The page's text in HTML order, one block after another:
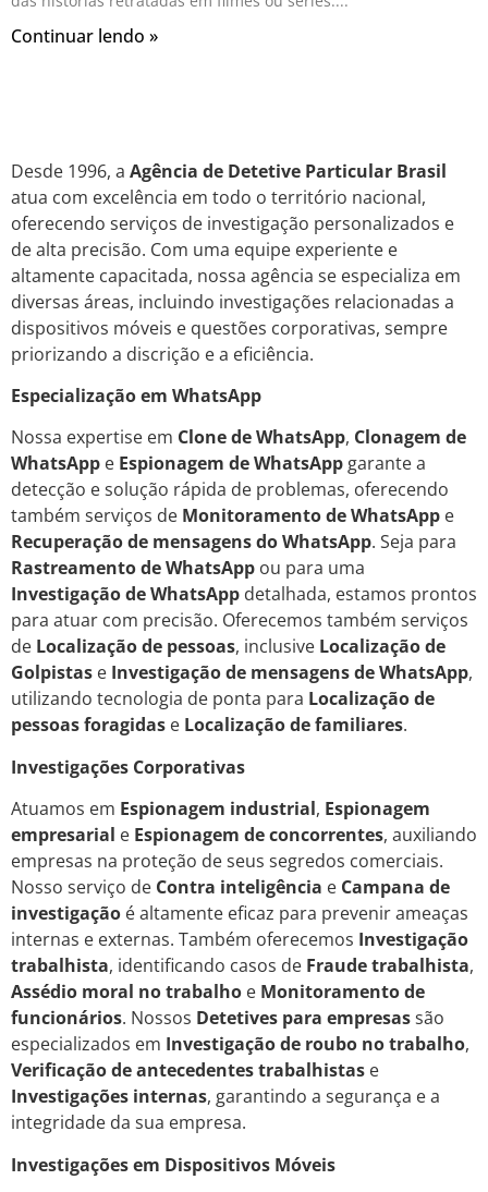
Continuar lendo »
Desde 1996, a Agência de Detetive Particular Brasil
atua com excelência em todo o território nacional,
oferecendo serviços de investigação personalizados e
de alta precisão. Com uma equipe experiente e
altamente capacitada, nossa agência se especializa em
diversas áreas, incluindo investigações relacionadas a
dispositivos móveis e questões corporativas, sempre
priorizando a discrição e a eficiência.
Especialização em WhatsApp
Nossa expertise em Clone de WhatsApp, Clonagem de
WhatsApp e Espionagem de WhatsAppgarante a
detecção e solução rápida de problemas, oferecendo
também serviços de Monitoramento de WhatsApp e
Recuperação de mensagens do WhatsApp. Seja para
Rastreamento de WhatsApp ou para uma
Investigação de WhatsApp detalhada, estamos prontos
para atuar com precisão. Oferecemos também serviços
de Localização de pessoas, inclusive Localização de
Golpistas e Investigação de mensagens de WhatsApp,
utilizando tecnologia de ponta para Localização de
pessoas foragidas e Localização de familiares.
Investigações Corporativas
Atuamos em Espionagem industrial, Espionagem
empresarial e Espionagem de concorrentes, auxiliando
empresas na proteção de seus segredos comerciais.
Nosso serviço de Contra inteligência e Campana de
investigação é altamente eficaz para prevenir ameaças
internas e externas. Também oferecemos Investigação
trabalhista, identificando casos de Fraude trabalhista,
Assédio moral no trabalho e Monitoramento de
funcionários. Nossos Detetives para empresassão
especializados em Investigação de roubo no trabalho,
Verificação de antecedentes trabalhistas e
Investigações internas, garantindo a segurança e a
integridade da sua empresa.
Investigações em Dispositivos Móveis